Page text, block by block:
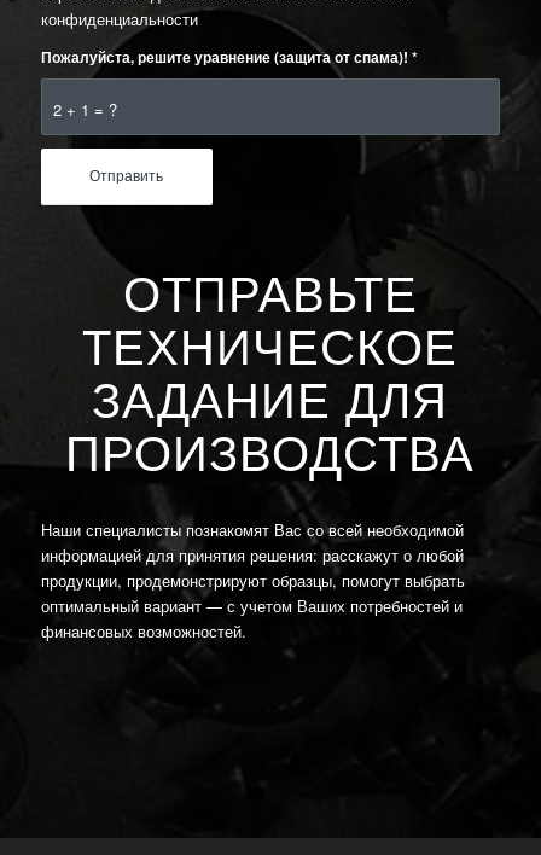
конфиденциальности
2 + 1 = ?
Пожалуйста, решите уравнение (защита от спама)! *
ОТПРАВЬТЕ
ТЕХНИЧЕСКОЕ
ЗАДАНИЕ ДЛЯ
ПРОИЗВОДСТВА
Наши специалисты познакомят Вас со всей необходимой
информацией для принятия решения: расскажут о любой
продукции, продемонстрируют образцы, помогут выбрать
оптимальный вариант — с учетом Ваших потребностей и
финансовых возможностей.